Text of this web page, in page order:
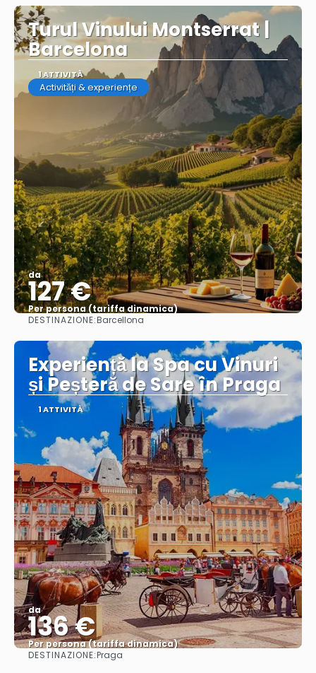
Turul Vinului Montserrat |
Barcelona
1 ATTIVITÀ
Activități & experiențe
da
127 €
Per persona (tariffa dinamica)
Vedere di più
DESTINAZIONE:Barcellona
Experiență la Spa cu Vinuri
și Peșteră de Sare în Praga
1 ATTIVITÀ
da
136 €
Per persona (tariffa dinamica)
DESTINAZIONE:Praga